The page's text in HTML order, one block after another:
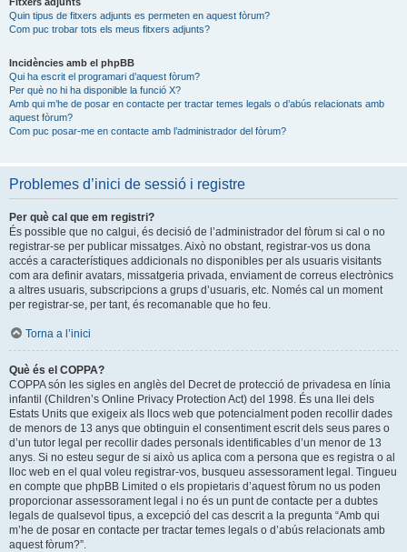
Quin tipus de fitxers adjunts es permeten en aquest fòrum?
Com puc trobar tots els meus fitxers adjunts?
Incidències amb el phpBB
Qui ha escrit el programari d’aquest fòrum?
Per què no hi ha disponible la funció X?
Amb qui m’he de posar en contacte per tractar temes legals o d’abús relacionats amb
aquest fòrum?
Com puc posar-me en contacte amb l’administrador del fòrum?
Problemes d’inici de sessió i registre
Per què cal que em registri?
És possible que no calgui, és decisió de l’administrador del fòrum si cal o no
registrar-se per publicar missatges. Això no obstant, registrar-vos us dona
accés a característiques addicionals no disponibles per als usuaris visitants
com ara definir avatars, missatgeria privada, enviament de correus electrònics
a altres usuaris, subscripcions a grups d’usuaris, etc. Només cal un moment
per registrar-se, per tant, és recomanable que ho feu.
Torna a l’inici
Què és el COPPA?
COPPA són les sigles en anglès del Decret de protecció de privadesa en línia
infantil (Children’s Online Privacy Protection Act) del 1998. És una llei dels
Estats Units que exigeix als llocs web que potencialment poden recollir dades
de menors de 13 anys que obtinguin el consentiment escrit dels seus pares o
d’un tutor legal per recollir dades personals identificables d’un menor de 13
anys. Si no esteu segur de si això us aplica com a persona que es registra o al
lloc web en el qual voleu registrar-vos, busqueu assessorament legal. Tingueu
en compte que phpBB Limited o els propietaris d’aquest fòrum no us poden
proporcionar assessorament legal i no és un punt de contacte per a dubtes
legals de qualsevol tipus, a excepció del cas descrit a la pregunta “Amb qui
m’he de posar en contacte per tractar temes legals o d’abús relacionats amb
aquest fòrum?”.